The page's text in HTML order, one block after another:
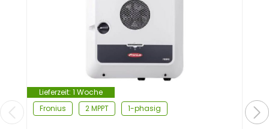
Lieferzeit: 1 Woche
Fronius
2 MPPT 1-phasig